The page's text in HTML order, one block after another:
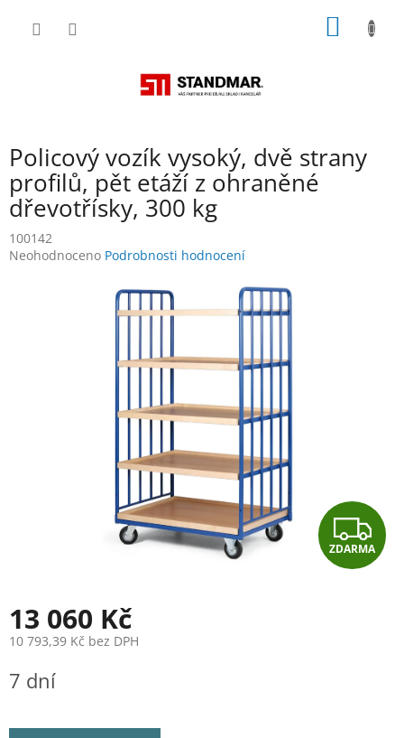
Policový vozík vysoký, dvě strany
profilů, pět etáží z ohraněné
dřevotřísky, 300 kg
100142
Průměrné
Neohodnoceno Podrobnosti hodnocení
Z
D
ZDARMA
13 060 Kč
10 793,39 Kč bez DPH
cena:
7 dní